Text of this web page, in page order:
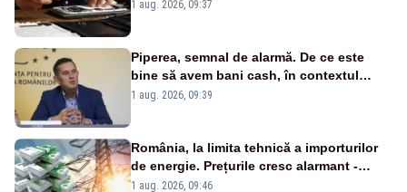
1 aug. 2026, 09:37
Piperea, semnal de alarmă. De ce este
bine să avem bani cash, în contextul
alertei energetice?
1 aug. 2026, 09:39
România, la limita tehnică a importurilor
de energie. Prețurile cresc alarmant -
Analiză Realitatea Plus
1 aug. 2026, 09:46